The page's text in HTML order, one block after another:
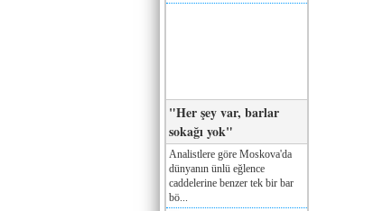
"Her şey var, barlar
sokağı yok"
Analistlere göre Moskova'da
dünyanın ünlü eğlence
caddelerine benzer tek bir bar
bö...